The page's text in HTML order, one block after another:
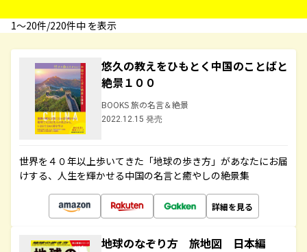
1〜20件/220件中 を表示
悠久の教えをひもとく中国のことばと
絶景１００
BOOKS 旅の名言＆絶景
2022.12.15 発売
世界を４０年以上歩いてきた「地球の歩き方」があなたにお届
けする、人生を輝かせる中国の名言と癒やしの絶景集
詳細を見る
地球のなぞり方 旅地図 日本編